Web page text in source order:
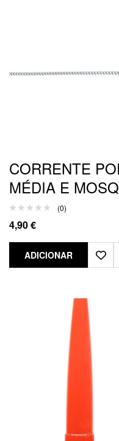
CORRENTE
MÉDIA E
(0)
4,90€
ADICIONAR